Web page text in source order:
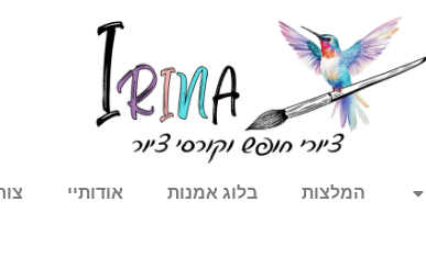
המלצות בלוג אמנות אודותיי